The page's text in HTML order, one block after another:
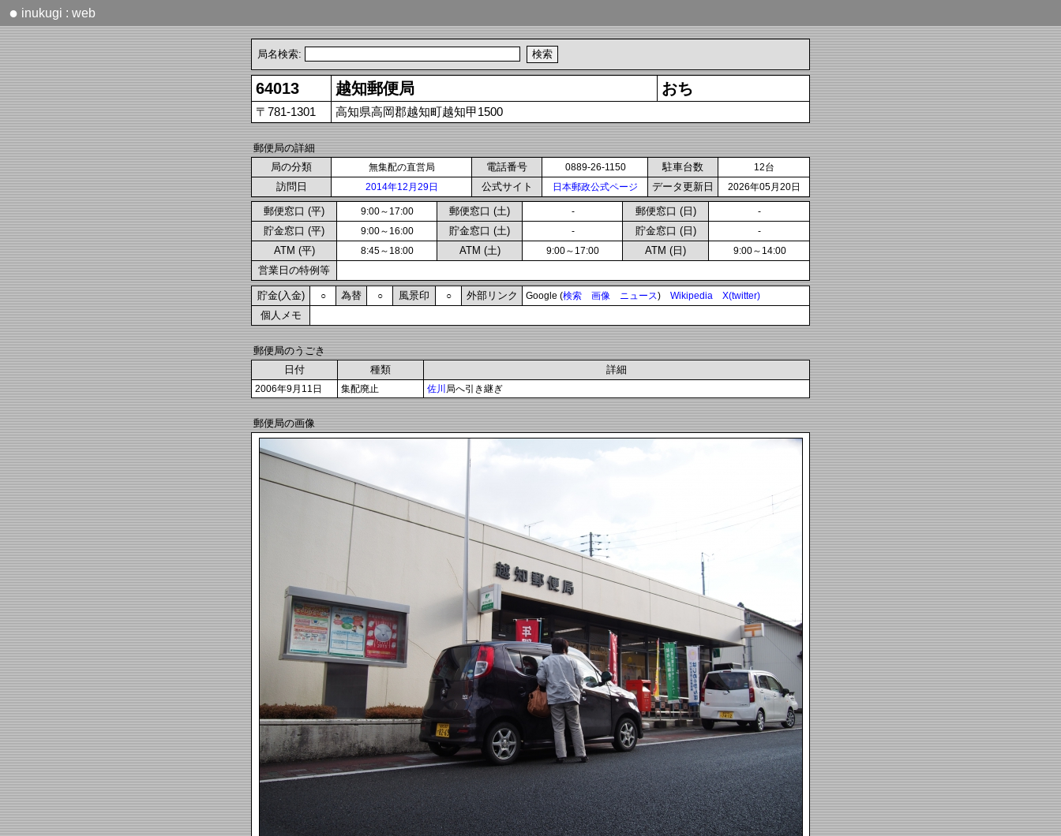
● inukugi : web
局名検索:
64013 越知郵便局 おち
〒781-1301 高知県高岡郡越知町越知甲1500
郵便局の詳細
局の分類
無集配の直営局 電話番号 0889-26-1150 駐車台数 12台
訪問日 2014年12月29日 公式サイト 日本郵政公式ページ データ更新日 2026年05月20日
郵便窓口 (平) 9:00～17:00 郵便窓口 (土) - 郵便窓口 (日) -
貯金窓口 (平) 9:00～16:00 貯金窓口 (土) - 貯金窓口 (日) -
ATM (平) 8:45～18:00 ATM (土) 9:00～17:00 ATM (日) 9:00～14:00
営業日の特例等
貯金(入金) ○ 為替 ○ 風景印 ○ 外部リンク Google (検索 画像 ニュース) Wikipedia X(twitter)
個人メモ
郵便局のうごき
日付
種類 詳細
2006年9月11日 集配廃止 佐川 局へ引き継ぎ
郵便局の画像